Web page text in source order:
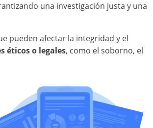
una investigación justa y una
pueden afectar la integridad y el
éticos o legales, como el soborno, el